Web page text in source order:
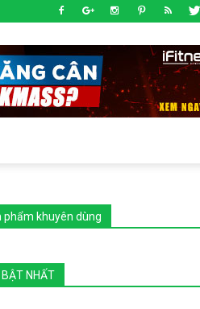
phẩm khuyên dùng
BẬT NHẤT